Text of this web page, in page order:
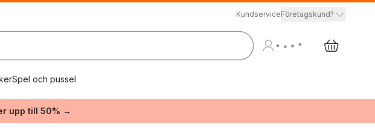
KundserviceFöretagskund?
Spel och pussel
upp till 50% →